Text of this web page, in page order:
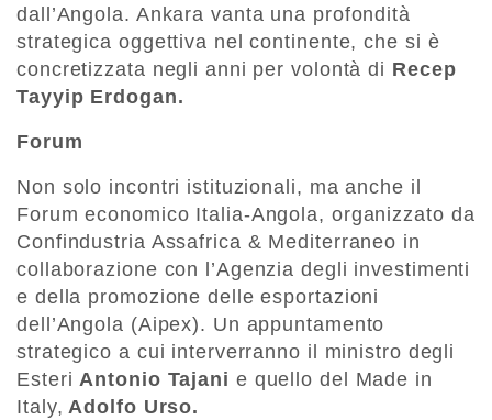
dall’Angola. Ankara vanta una profondità
strategica oggettiva nel continente, che si è
concretizzata negli anni per volontà di Recep
Tayyip Erdogan.
Forum
Non solo incontri istituzionali, ma anche il
Forum economico Italia-Angola, organizzato da
Confindustria Assafrica & Mediterraneo in
collaborazione con l’Agenzia degli investimenti
e della promozione delle esportazioni
dell’Angola (Aipex). Un appuntamento
strategico a cui interverranno il ministro degli
EsteriAntonio Tajani e quello del Made in
Italy, Adolfo Urso.